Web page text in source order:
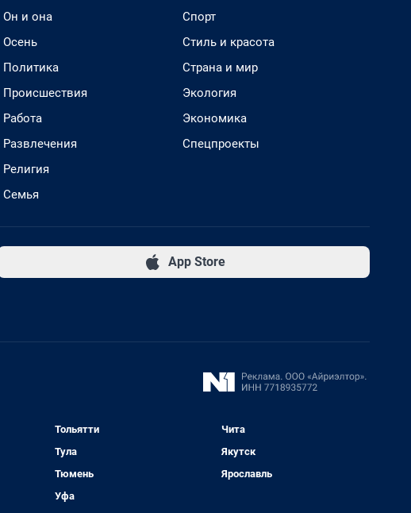
Он и она
Осень
Политика
Происшествия
Работа
Развлечения
Религия
Семья
Спорт
Стиль и красота
Страна и мир
Экология
Экономика
Спецпроекты
App Store
Тольятти
Тула
Тюмень
Уфа
Чита
Якутск
Ярославль